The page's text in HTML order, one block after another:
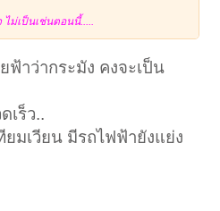
ม่เป็นเช่นตอนนี้.....
ฟ้าว่ากระมัง คงจะเป็น
เร็ว..
มเวียน มีรถไฟฟ้ายังแย่ง